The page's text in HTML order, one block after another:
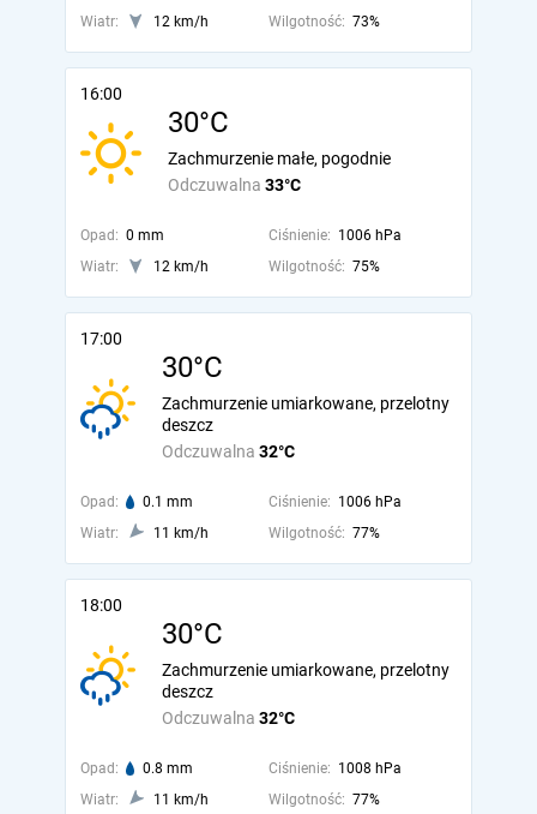
Wiatr:
12 km/h Wilgotność: 73%
16:00
30°C
Odczuwalna 33°C
Zachmurzenie małe, pogodnie
Opad: 0 mm Ciśnienie: 1006 hPa
Wiatr:
12 km/h Wilgotność: 75%
17:00
30°C
Odczuwalna 32°C
Zachmurzenie umiarkowane, przelotny
deszcz
Opad: 0.1 mm Ciśnienie: 1006 hPa
Wiatr:
11 km/h Wilgotność: 77%
18:00
30°C
Odczuwalna 32°C
Zachmurzenie umiarkowane, przelotny
deszcz
Opad: 0.8 mm Ciśnienie: 1008 hPa
Wiatr:
11 km/h Wilgotność: 77%